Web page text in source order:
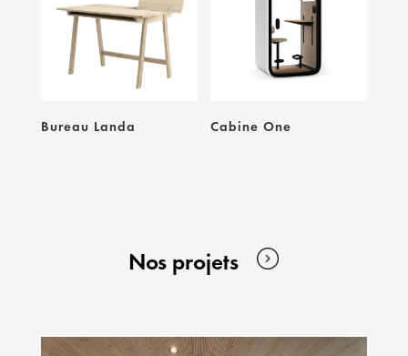
Bureau Landa Cabine One
Nos projets